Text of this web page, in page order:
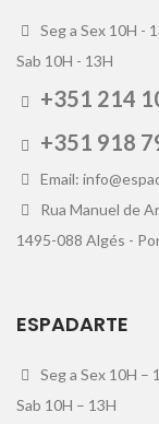
Seg a Sex 10H -
Sab 10H - 13H
+351 214
+351 918
Email:
Rua Manuel de
1495-088 Algés -
ESPADARTE
Seg a Sex 10H –
Sab 10H – 13H